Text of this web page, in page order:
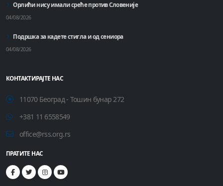
Орлићи нису имали среће против Словеније
04/08/2026
Подршка за кадете стигла и од сениора
04/08/2026
КОНТАКТИРАЈТЕ НАС
11070 Београд - Тошин бунар 272
+381 11 6558549
office@rss.org.rs
ПРАТИТЕ НАС